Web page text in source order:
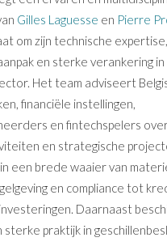
Gilles Laguesse en Pierre
om zijn technische expertise,
en sterke verankering
Het team adviseert
financiële instellingen,
en fintechspelers
en strategische
een brede waaier van
en compliance tot
Daarnaast
sterke praktijk in